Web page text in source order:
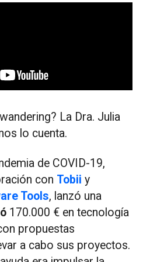
La Dra. Julia
lo cuenta.
de COVID-19,
con Tobii y
Tools, lanzó una
170.000 € en tecnología
propuestas
a cabo sus proyectos.